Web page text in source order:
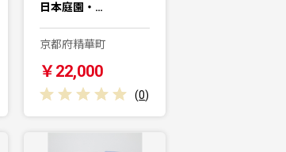
日本庭園・…
京都府精華町
￥22,000
(0)